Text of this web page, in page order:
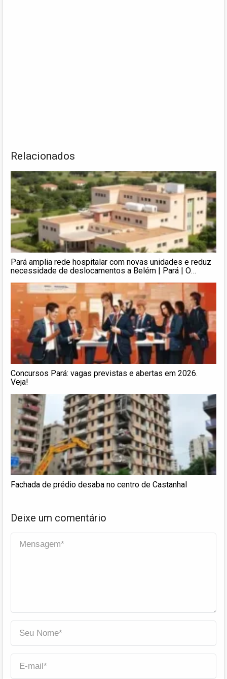
Relacionados
Pará amplia rede hospitalar com novas unidades e reduz
necessidade de deslocamentos a Belém | Pará | O
Concursos Pará: vagas previstas e abertas em 2026.
Veja!
Fachada de prédio desaba no centro de Castanhal
Deixe um comentário